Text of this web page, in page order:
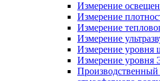
Измерение
Измерение
Измерение
Измерение
Измерение уровня
Измерение
Производственный